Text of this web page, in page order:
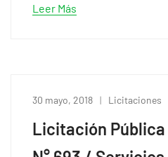
Leer Más
30 mayo, 2018 Licitaciones
Licitación